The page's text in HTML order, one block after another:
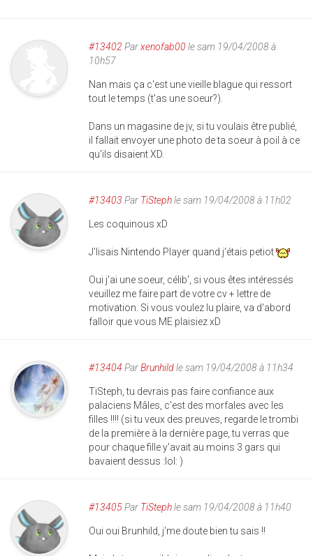
#13402 Parxenofab00 le sam 19/04/2008 à
10h57
Nan mais ça c'est une vieille blague qui ressort
tout le temps (t'as une soeur?).
Dans un magasine de jv, si tu voulais être publié,
il fallait envoyer une photo de ta soeur à poil à ce
qu'ils disaient XD.
#13403 Par TiStephle sam 19/04/2008 à 11h02
Les coquinous xD
J'lisais Nintendo Player quand j'étais petiot
Oui j'ai une soeur, célib', si vous êtes intéressés
veuillez me faire part de votre cv + lettre de
motivation. Si vous voulez lu plaire, va d'abord
falloir que vous ME plaisiez xD
#13404 ParBrunhildle sam 19/04/2008 à 11h34
TiSteph, tu devrais pas faire confiance aux
palaciens Mâles, c'est des morfales avec les
filles !!!! (si tu veux des preuves, regarde le trombi
de la première à la dernière page, tu verras que
pour chaque fille y'avait au moins 3 gars qui
bavaient dessus :lol: )
#13405Par TiStephle sam 19/04/2008 à 11h40
Oui oui Brunhild, j'me doute bien tu sais !!